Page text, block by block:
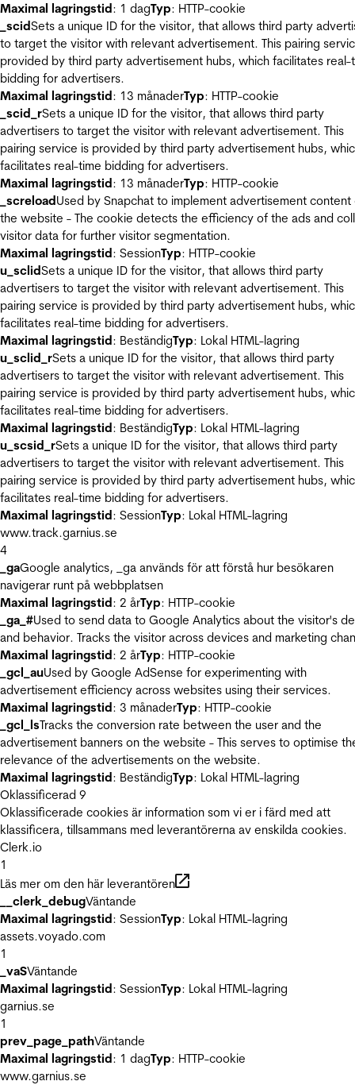
Maximal lagringstid: 1 dagTyp: HTTP-cookie
_scidSets a unique ID for the visitor, that allows third party
to target the visitor with relevant advertisement. This pairing
provided by third party advertisement hubs, which facilitates real-
bidding for advertisers.
Maximal lagringstid: 13 månaderTyp: HTTP-cookie
_scid_rSets a unique ID for the visitor, that allows third party
advertisers to target the visitor with relevant advertisement. This
pairing service is provided by third party advertisement hubs,
facilitates real-time bidding for advertisers.
Maximal lagringstid: 13 månaderTyp: HTTP-cookie
_screloadUsed by Snapchat to implement advertisement content
the website - The cookie detects the efficiency of the ads and
visitor data for further visitor segmentation.
Maximal lagringstid: SessionTyp: HTTP-cookie
u_sclidSets a unique ID for the visitor, that allows third party
advertisers to target the visitor with relevant advertisement. This
pairing service is provided by third party advertisement hubs,
facilitates real-time bidding for advertisers.
Maximal lagringstid: BeständigTyp: Lokal HTML-lagring
u_sclid_rSets a unique ID for the visitor, that allows third party
advertisers to target the visitor with relevant advertisement. This
pairing service is provided by third party advertisement hubs,
facilitates real-time bidding for advertisers.
Maximal lagringstid: BeständigTyp: Lokal HTML-lagring
u_scsid_rSets a unique ID for the visitor, that allows third party
advertisers to target the visitor with relevant advertisement. This
pairing service is provided by third party advertisement hubs,
facilitates real-time bidding for advertisers.
Maximal lagringstid: SessionTyp: Lokal HTML-lagring
www.track.garnius.se
4
_gaGoogle analytics, _ga används för att förstå hur besökaren
navigerar runt på webbplatsen
Maximal lagringstid: 2 årTyp: HTTP-cookie
_ga_#Used to send data to Google Analytics about the visitor's
and behavior. Tracks the visitor across devices and marketing
Maximal lagringstid: 2 årTyp: HTTP-cookie
_gcl_auUsed by Google AdSense for experimenting with
advertisement efficiency across websites using their services.
Maximal lagringstid: 3 månaderTyp: HTTP-cookie
_gcl_lsTracks the conversion rate between the user and the
advertisement banners on the website - This serves to optimise
relevance of the advertisements on the website.
Maximal lagringstid: BeständigTyp: Lokal HTML-lagring
Oklassificerad 9
Oklassificerade cookies är information som vi er i färd med att
klassificera, tillsammans med leverantörerna av enskilda cookies.
Clerk.io
1
Läs mer om den här leverantören
__clerk_debugVäntande
Maximal lagringstid: SessionTyp: Lokal HTML-lagring
assets.voyado.com
1
_vaSVäntande
Maximal lagringstid: SessionTyp: Lokal HTML-lagring
garnius.se
1
prev_page_pathVäntande
Maximal lagringstid: 1 dagTyp: HTTP-cookie
www.garnius.se